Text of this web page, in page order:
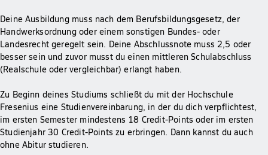
Deine Ausbildung muss nach dem Berufsbildungsgesetz, der
Handwerksordnung oder einem sonstigen Bundes- oder
Landesrecht geregelt sein. Deine Abschlussnote muss 2,5 oder
besser sein und zuvor musst du einen mittleren Schulabschluss
(Realschule oder vergleichbar) erlangt haben.
Zu Beginn deines Studiums schließt du mit der Hochschule
Fresenius eine Studienvereinbarung, in der du dich verpflichtest,
im ersten Semester mindestens 18 Credit-Points oder im ersten
Studienjahr 30 Credit-Points zu erbringen. Dann kannst du auch
ohne Abitur studieren.